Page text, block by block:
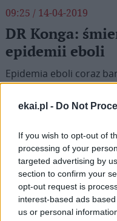
ekai.pl - Do Not
If you wish to opt-out of
processing of your
targeted advertising by
section to confirm your
opt-out request is
interest-based ads
us or personal
09:25 / 14-04-2019
DR Konga:
epidemii eboli
Epidemia eboli coraz
Demokratycznej
choroba nie zebrała w
wielkiego żniwa.
międzynarodowe.